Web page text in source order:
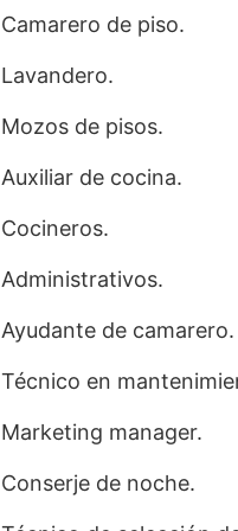
Camarero de piso.
Lavandero.
Mozos de pisos.
Auxiliar de cocina.
Cocineros.
Administrativos.
Ayudante de camarero.
Técnico en
Marketing manager.
Conserje de noche.